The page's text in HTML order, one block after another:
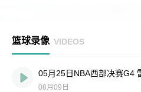
篮球录像 VIDEOS
05月25日NBA西部决赛G4
08月09日